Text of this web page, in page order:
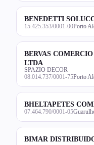
BENEDETTI
15.425.353/0001-00Porto
BERVAS
LTDA
SPAZIO DECOR
08.014.737/0001-75Porto
BHELTAPETES
07.464.790/0001-05
BIMAR